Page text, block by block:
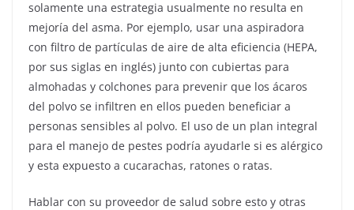
solamente una estrategia usualmente no resulta en
mejoría del asma. Por ejemplo, usar una aspiradora
con filtro de partículas de aire de alta eficiencia (HEPA,
por sus siglas en inglés) junto con cubiertas para
almohadas y colchones para prevenir que los ácaros
del polvo se infiltren en ellos pueden beneficiar a
personas sensibles al polvo. El uso de un plan integral
para el manejo de pestes podría ayudarle si es alérgico
y esta expuesto a cucarachas, ratones o ratas.
Hablar con su proveedor de salud sobre esto y otras